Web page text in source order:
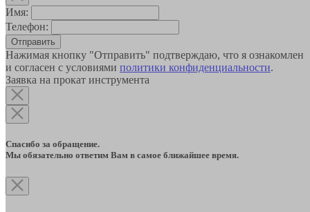
Имя:
Телефон:
Отправить
Нажимая кнопку "Отправить" подтверждаю, что я ознакомлен
и согласен с условиями политики конфиденциальности.
Заявка на прокат инструмента
Спасибо за обращение.
Мы обязательно ответим Вам в самое ближайшее время.